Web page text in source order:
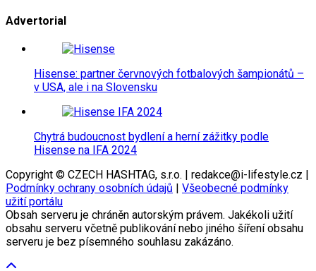
Advertorial
Hisense: partner červnových fotbalových šampionátů –
v USA, ale i na Slovensku
Chytrá budoucnost bydlení a herní zážitky podle
Hisense na IFA 2024
Copyright © CZECH HASHTAG, s.r.o. | redakce@i-lifestyle.cz |
Podmínky ochrany osobních údajů
Všeobecné podmínky
užití portálu
Obsah serveru je chráněn autorským právem. Jakékoli užití
obsahu serveru včetně publikování nebo jiného šíření obsahu
serveru je bez písemného souhlasu zakázáno.